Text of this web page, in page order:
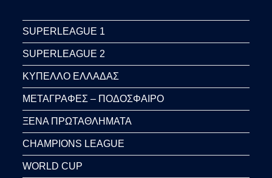
SUPERLEAGUE 1
SUPERLEAGUE 2
ΚΥΠΕΛΛΟ ΕΛΛΑΔΑΣ
ΜΕΤΑΓΡΑΦΕΣ – ΠΟΔΟΣΦΑΙΡΟ
ΞΕΝΑ ΠΡΩΤΑΘΛΗΜΑΤΑ
CHAMPIONS LEAGUE
WORLD CUP